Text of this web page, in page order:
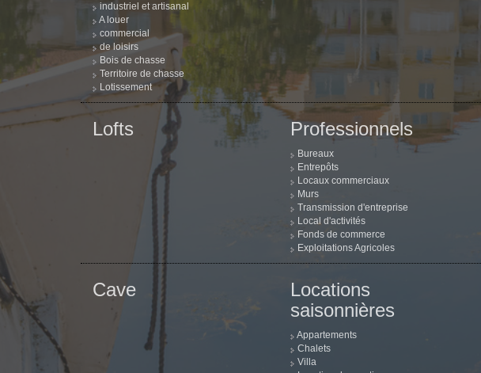
industriel et artisanal
A louer
commercial
de loisirs
Bois de chasse
Territoire de chasse
Lotissement
Lofts Professionnels
Bureaux
Entrepôts
Locaux commerciaux
Murs
Transmission d'entreprise
Local d'activités
Fonds de commerce
Exploitations Agricoles
Cave
Locations
saisonnières
Appartements
Chalets
Villa